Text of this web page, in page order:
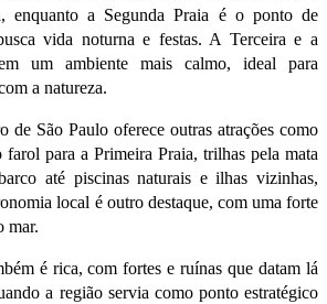
enquanto a Segunda Praia é o ponto de
vida noturna e festas. A Terceira e a
um ambiente mais calmo, ideal para
a natureza.
de São Paulo oferece outras atrações como
farol para a Primeira Praia, trilhas pela mata
até piscinas naturais e ilhas vizinhas,
local é outro destaque, com uma forte
mar.
é rica, com fortes eruínas que datam lá
a região servia como ponto estratégico